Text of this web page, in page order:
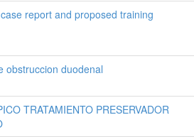
report and proposed training
obstruccion duodenal
TRATAMIENTO PRESERVADOR